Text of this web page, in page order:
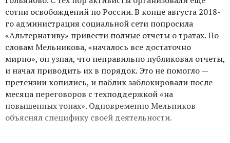
сотни освобождений по России. В конце августа 2018-
го администрация социальной сети попросила
«Альтернативу» привести полные отчеты о тратах. По
словам Мельникова, «началось все достаточно
мирно», он узнал, что неправильно публиковал отчеты,
и начал приводить их в порядок. Это не помогло —
претензии копились, и паблик заблокировали после
месяца переговоров с техподдержкой «на
повышенных тонах». Одновременно Мельников
объяснял специфику своей деятельности.